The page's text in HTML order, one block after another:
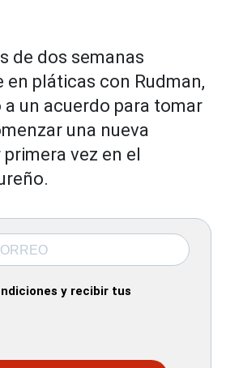
de dos semanas
en pláticas con Rudman,
un acuerdo para tomar
una nueva
vez en el
y recibir tus